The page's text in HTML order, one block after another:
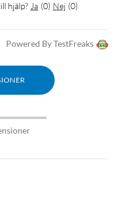
hjälp? Ja (0) Nej (0)
Powered By TestFreaks